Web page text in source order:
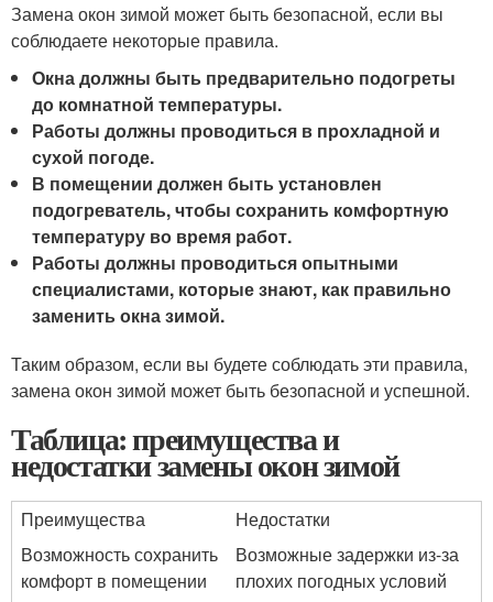
Замена окон зимой может быть безопасной, если вы
соблюдаете некоторые правила.
Окна должны быть предварительно подогреты
до комнатной температуры.
Работы должны проводиться в прохладной и
сухой погоде.
В помещении должен быть установлен
подогреватель, чтобы сохранить комфортную
температуру во время работ.
Работы должны проводиться опытными
специалистами, которые знают, как правильно
заменить окна зимой.
Таким образом, если вы будете соблюдать эти правила,
замена окон зимой может быть безопасной и успешной.
Таблица: преимущества и
недостатки замены окон зимой
Преимущества
Недостатки
Возможность сохранить
комфорт в помещении
Возможные задержки из-за
плохих погодных условий